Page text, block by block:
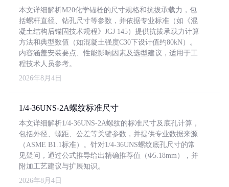
本文详细解析M20化学锚栓的尺寸规格和抗拔承载力，包
括螺杆直径、钻孔尺寸等参数，并依据专业标准（如《混
凝土结构后锚固技术规程》JGJ 145）提供抗拔承载力计算
方法和典型数值（如混凝土强度C30下设计值约80kN）。
内容涵盖安装要点、性能影响因素及选型建议，适用于工
程技术人员参考。
2026年8月4日
1/4-36UNS-2A螺纹标准尺寸
本文详细解析1/4-36UNS-2A螺纹的标准尺寸及底孔计算，
包括外径、螺距、公差等关键参数，并提供专业数据来源
（ASME B1.1标准）。针对1/4-36UNS螺纹底孔尺寸的常
见疑问，通过公式推导给出精确推荐值（Φ5.18mm），并
附加工艺建议与扩展知识。
2026年8月4日